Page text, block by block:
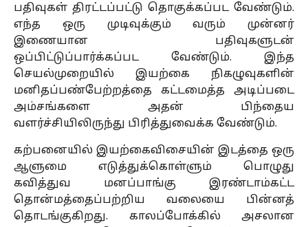
பதிவுகள் திரட்டப்பட்டு தொகுக்கப்பட வேண்டும்.
எந்த ஒரு முடிவுக்கும் வரும் முன்னர்
இணையான பதிவுகளுடன்
ஒப்பிட்டுப்பார்க்கப்பட வேண்டும். இந்த
செயல்முறையில் இயற்கை நிகழுவுகளின்
மனிதப்பண்பேற்றத்தை கட்டமைத்த அடிப்படை
அம்சங்களை அதன் பிந்தைய
வளர்ச்சியிலிருந்து பிரித்துவைக்க வேண்டும்.
கற்பனையில் இயற்கைவிசையின் இடத்தை ஒரு
ஆளுமை எடுத்துக்கொள்ளும் பொழுது
கவித்துவ மனப்பாங்கு இரண்டாம்கட்ட
தொன்மத்தைப்பற்றிய வலையை பின்னத்
தொடங்குகிறது. காலப்போக்கில் அசலான